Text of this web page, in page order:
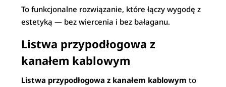
To funkcjonalne rozwiązanie, które łączy wygodę z
estetyką — bez wiercenia i bez bałaganu.
Listwa przypodłogowa z
kanałem kablowym
Listwa przypodłogowa z kanałem kablowym to